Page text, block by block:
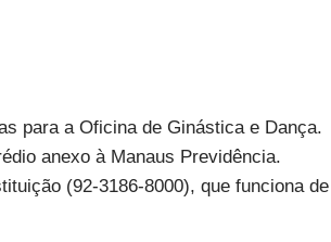
para a Oficina de Ginástica e Dança.
anexo à Manaus Previdência.
(92-3186-8000), que funciona de